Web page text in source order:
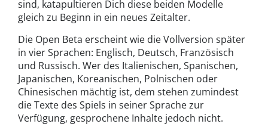
sind, katapultieren Dich diese beiden Modelle
gleich zu Beginn in ein neues Zeitalter.
Die Open Beta erscheint wie die Vollversion später
in vier Sprachen: Englisch, Deutsch, Französisch
und Russisch. Wer des Italienischen, Spanischen,
Japanischen, Koreanischen, Polnischen oder
Chinesischen mächtig ist, dem stehen zumindest
die Texte des Spiels in seiner Sprache zur
Verfügung, gesprochene Inhalte jedoch nicht.